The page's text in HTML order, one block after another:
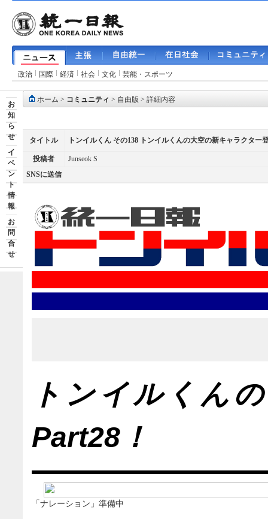
政治 国際 経済 社会 文化 芸能・スポーツ
お
知
ら
せ
イ
ベ
ン
ト
情
報
お
問
合
せ
ホーム > コミュニティ > 自由版 > 詳細内容
タイトル トンイルくん その138 トンイルくんの大空の新キャラクター
投稿者
Junseok S
SNSに送信
トンイルくん
Part28！
「ナレーション」準備中